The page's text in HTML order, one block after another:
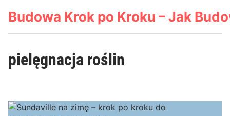
Budowa Krok po Kroku – Jak
pielęgnacja roślin